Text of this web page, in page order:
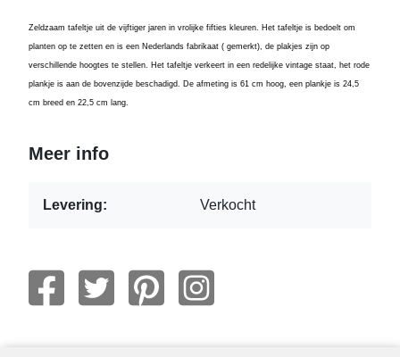
Zeldzaam tafeltje uit de vijftiger jaren in vrolijke fifties kleuren. Het tafeltje is bedoelt om
planten op te zetten en is een Nederlands fabrikaat ( gemerkt), de plakjes zijn op
verschillende hoogtes te stellen. Het tafeltje verkeert in een redelijke vintage staat, het rode
plankje is aan de bovenzijde beschadigd. De afmeting is 61 cm hoog, een plankje is 24,5
cm breed en 22,5 cm lang.
Meer info
Levering: Verkocht